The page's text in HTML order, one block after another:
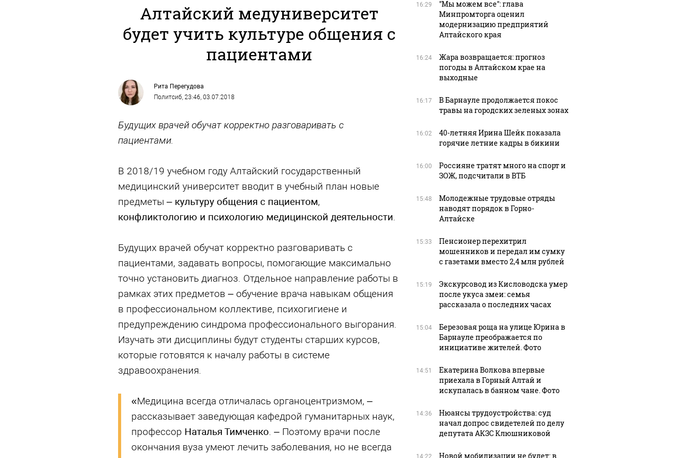
Алтайский медуниверситет
будет учить культуре общения с
пациентами
Рита Перегудова
Политсиб, 23:46, 03.07.2018
Будущих врачей обучат корректно разговаривать с
пациентами.
В 2018/19 учебном году Алтайский государственный
медицинский университет вводит в учебный план новые
предметы – культуру общения с пациентом,
конфликтологию и психологию медицинской деятельности.
Будущих врачей обучат корректно разговаривать с
пациентами, задавать вопросы, помогающие максимально
точно установить диагноз. Отдельное направление работы в
рамках этих предметов – обучение врача навыкам общения
в профессиональном коллективе, психогигиене и
предупреждению синдрома профессионального выгорания.
Изучать эти дисциплины будут студенты старших курсов,
которые готовятся к началу работы в системе
здравоохранения.
«Медицина всегда отличалась органоцентризмом, –
рассказывает заведующая кафедрой гуманитарных наук,
профессор Наталья Тимченко. – Поэтому врачи после
окончания вуза умеют лечить заболевания, но не всегда
16:29
"Мы можем все": глава
Минпромторга оценил
модернизацию предприятий
Алтайского края
16:24
Жара возвращается: прогноз
погоды в Алтайском крае на
выходные
16:17
В Барнауле продолжается покос
травы на городских зеленых зонах
16:02
40-летняя Ирина Шейк показала
горячие летние кадры в бикини
16:00
Россияне тратят много на спорт и
ЗОЖ, подсчитали в ВТБ
15:48
Молодежные трудовые отряды
наводят порядок в Горно-
Алтайске
15:33
Пенсионер перехитрил
мошенников и передал им сумку
с газетами вместо 2,4 млн рублей
15:19
Экскурсовод из Кисловодска умер
после укуса змеи: семья
рассказала о последних часах
15:04
Березовая роща на улице Юрина в
Барнауле преображается по
инициативе жителей. Фото
14:51
Екатерина Волкова впервые
приехала в Горный Алтай и
искупалась в банном чане. Фото
14:36
Нюансы трудоустройства: суд
начал допрос свидетелей по делу
депутата АКЗС Клюшниковой
14:22 Новой мобилизации не будет: в